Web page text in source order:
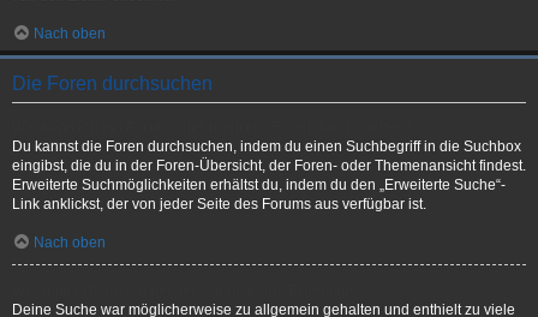
Nach oben
Die Foren durchsuchen
Du kannst die Foren durchsuchen, indem du einen Suchbegriff in die Suchbox
eingibst, die du in der Foren-Übersicht, der Foren- oder Themenansicht findest.
Erweiterte Suchmöglichkeiten erhältst du, indem du den „Erweiterte Suche“-
Link anklickst, der von jeder Seite des Forums aus verfügbar ist.
Nach oben
Deine Suche war möglicherweise zu allgemein gehalten und enthielt zu viele